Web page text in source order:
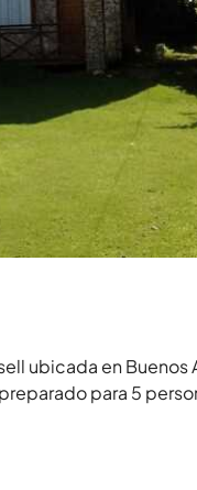
ubicada en Buenos
para 5